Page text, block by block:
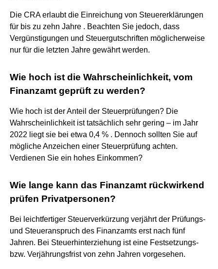
Die CRA erlaubt die Einreichung von Steuererklärungen
für bis zu zehn Jahre . Beachten Sie jedoch, dass
Vergünstigungen und Steuergutschriften möglicherweise
nur für die letzten Jahre gewährt werden.
Wie hoch ist die Wahrscheinlichkeit, vom
Finanzamt geprüft zu werden?
Wie hoch ist der Anteil der Steuerprüfungen? Die
Wahrscheinlichkeit ist tatsächlich sehr gering – im Jahr
2022 liegt sie bei etwa 0,4 % . Dennoch sollten Sie auf
mögliche Anzeichen einer Steuerprüfung achten.
Verdienen Sie ein hohes Einkommen?
Wie lange kann das Finanzamt rückwirkend
prüfen Privatpersonen?
Bei leichtfertiger Steuerverkürzung verjährt der Prüfungs-
und Steueranspruch des Finanzamts erst nach fünf
Jahren. Bei Steuerhinterziehung ist eine Festsetzungs-
bzw. Verjährungsfrist von zehn Jahren vorgesehen.